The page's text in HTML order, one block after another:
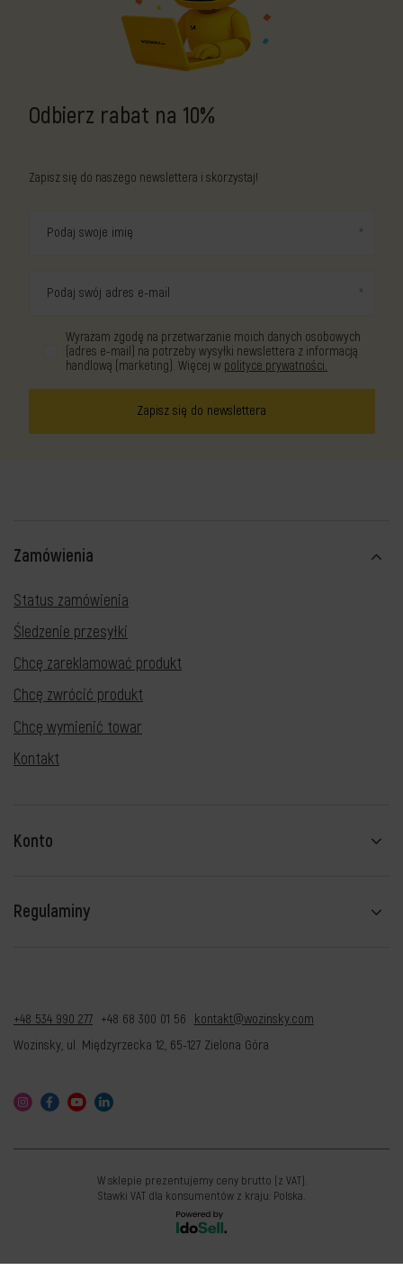
Odbierz rabat na 10%
Zapisz się do naszego newslettera i skorzystaj!
Podaj swoje imię
Podaj swój adres e-mail
Wyrażam zgodę na przetwarzanie moich danych osobowych
(adres e-mail) na potrzeby wysyłki newslettera z informacją
handlową (marketing). Więcej w polityce prywatności.
Zapisz się do newslettera
Zamówienia
Status zamówienia
Śledzenie przesyłki
Chcę zareklamować produkt
Chcę zwrócić produkt
Chcę wymienić towar
Kontakt
Konto
Regulaminy
+48 534 990 277 +48 68 300 01 56 kontakt@wozinsky.com
Wozinsky, ul. Międzyrzecka 12, 65-127 Zielona Góra
W sklepie prezentujemy ceny brutto (z VAT).
Stawki VAT dla konsumentów z kraju: Polska.